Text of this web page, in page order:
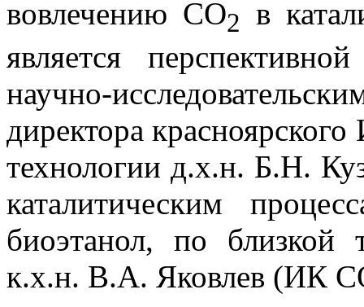
вовлечению СО2 в
является
научно-
директора
технологии д.х.н. Б.Н.
каталитическим
биоэтанол, по близкой
к.х.н. В.А. Яковлев (ИК